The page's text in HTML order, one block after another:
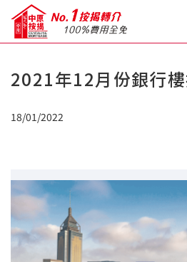
關於我們
免費房貸轉介服務
免費開戶轉介服務
2021年12月份銀行
18/01/2022